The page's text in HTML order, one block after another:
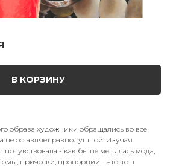
В КОРЗИНУ
образа художники обращались во все
не оставляет равнодушной. Изучая
почувствовала - как бы не менялась мода,
прически, пропорции - что-то в